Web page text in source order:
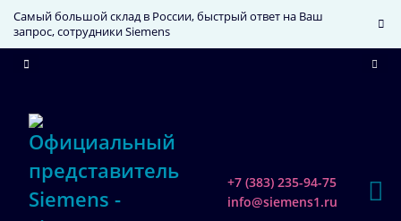
Самый большой склад в России, быстрый ответ на Ваш
запрос, сотрудники Siemens
+7 (383) 235-94-75
info@siemens1.ru